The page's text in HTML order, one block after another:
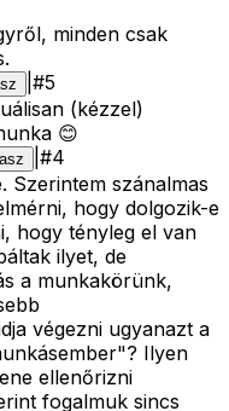
minden csak
#5
(kézzel)
😊
#4
Szerintem szánalmas
hogy dolgozik-e
hogy tényleg el van
ilyet, de
a munkakörünk,
végezni ugyanazt a
Ilyen
ellenőrizni
fogalmuk sincs